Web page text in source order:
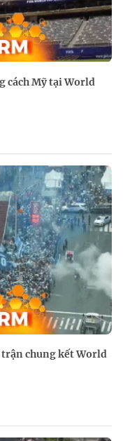
cách Mỹ tại World
trận chung kết World